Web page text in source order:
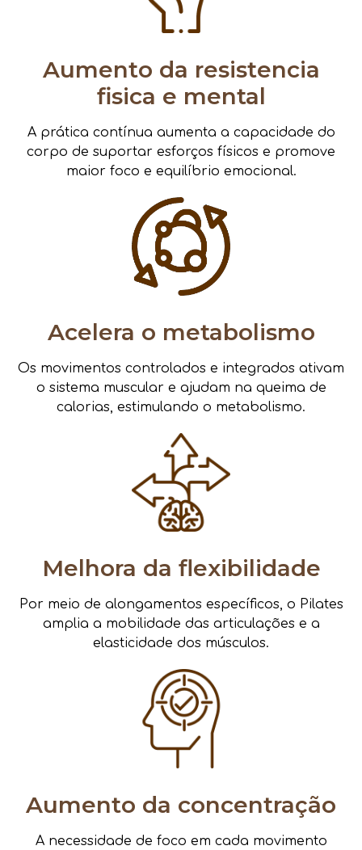
Aumento da resistencia
fisica e mental
A prática contínua aumenta a capacidade do
corpo de suportar esforços físicos e promove
maior foco e equilíbrio emocional.
Acelera o metabolismo
Os movimentos controlados e integrados ativam
o sistema muscular e ajudam na queima de
calorias, estimulando o metabolismo.
Melhora da flexibilidade
Por meio de alongamentos específicos, o Pilates
amplia a mobilidade das articulações e a
elasticidade dos músculos.
Aumento da concentração
A necessidade de foco em cada movimento